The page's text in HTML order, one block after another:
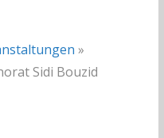
»
Sidi Bouzid